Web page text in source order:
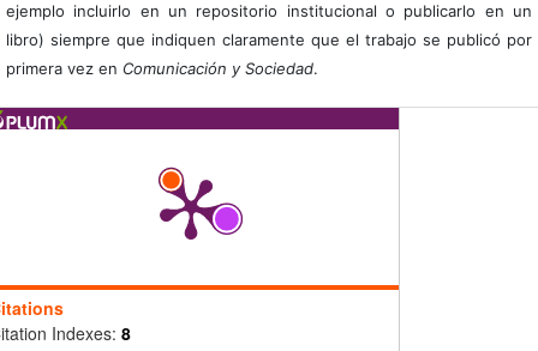
ejemplo incluirlo en un repositorio institucional o publicarlo en un
libro) siempre que indiquen claramente que el trabajo se publicó por
primera vez en Comunicación y Sociedad.
Indexes: 8